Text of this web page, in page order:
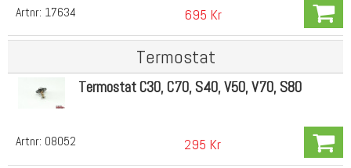
Artnr: 17634 695 Kr
Termostat
Artnr: 08052
Termostat C30, C70, S40, V50, V70, S80
295 Kr